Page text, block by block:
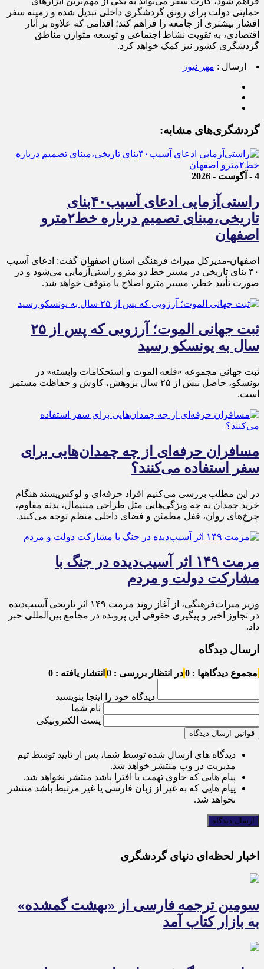
حمایتی دولت برای رونق گردشگری داخلی تبدیل شده و زمینه سفر
اقشار بیشتری از جامعه را فراهم کند؛ اقدامی که علاوه بر آثار
اقتصادی، به تقویت نشاط اجتماعی و توسعه متوازن مناطق
گردشگری کشور نیز کمک خواهد کرد.
ارسال : مهر نیوز
گردشگری‌های مشابه:
4 - آگوست - 2026
راستی‌آزمایی ادعای آسیب۴۰بنای
تاریخی،مبنای تصمیم درباره خط۲مترو
اصفهان
اصفهان-مدیرکل میراث فرهنگی استان اصفهان گفت: ادعای آسیب
۴۰ بنای تاریخی در مسیر خط دو مترو راستی‌آزمایی می‌شود و در
صورت تأیید خطر، مسیر مترو اصلاح یا متوقف خواهد شد.
ثبت جهانی الموت؛ آرزویی که پس از ۲۵
سال به یونسکو رسید
ثبت جهانی مجموعه «قلعه الموت و استحکامات وابسته» در
یونسکو، حاصل بیش از ۲۵ سال پژوهش، کاوش و حفاظت مستمر
است.
مسافران حرفه‌ای از چه چمدان‌هایی برای
سفر استفاده می‌کنند؟
در این مطلب بررسی می‌کنیم افراد حرفه‌ای و لوکس‌پسند هنگام
خرید چمدان به چه ویژگی‌هایی مثل طراحی مینیمال، بدنه مقاوم،
چرخ‌های روان، قفل مطمئن و فضای داخلی منظم توجه می‌کنند.
مرمت ۱۴۹ اثر آسیب‌دیده در جنگ با
مشارکت دولت و مردم
وزیر میراث‌فرهنگی، از آغاز روند مرمت ۱۴۹ اثر تاریخی آسیب‌دیده
در تجاوز اخیر و پیگیری حقوقی این پرونده در مجامع بین‌المللی خبر
داد.
ارسال دیدگاه
مجموع دیدگاهها : 0 در انتظار بررسی : 0 انتشار یافته : 0
دیدگاه خود را اینجا بنویسید
نام شما
پست الکترونیکی
قوانین ارسال دیدگاه
دیدگاه های ارسال شده توسط شما، پس از تایید توسط تیم
مدیریت در وب منتشر خواهد شد.
پیام هایی که حاوی تهمت یا افترا باشد منتشر نخواهد شد.
پیام هایی که به غیر از زبان فارسی یا غیر مرتبط باشد منتشر
نخواهد شد.
اخبار لحظه‌ای دنیای گردشگری
سومین ترجمه فارسی از «بهشت گمشده»
به بازار کتاب آمد